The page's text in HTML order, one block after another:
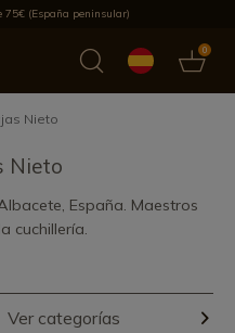
(España peninsular)
0
Los más vendidos
Nieto
Nieto
España. Maestros
cuchillería.
Ver categorías